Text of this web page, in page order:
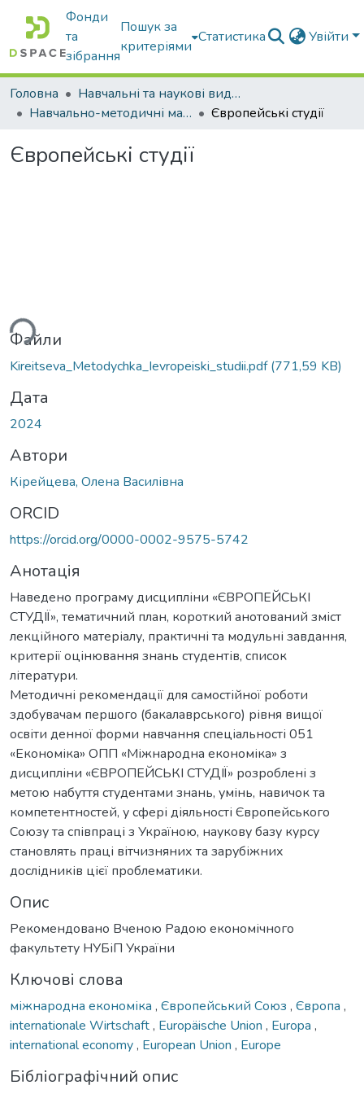
Фонди
та
зібрання
Пошук за
критеріями
Статистика Увійти
Головна
Навчальні та наукові видання
Навчально-методичні матеріали
Європейські студії
Європейські студії
Файли
Kireitseva_Metodychka_Ievropeiski_studii.pdf(771,59 KB)
Дата
2024
Автори
Кірейцева, Олена Василівна
ORCID
https://orcid.org/0000-0002-9575-5742
Анотація
Наведено програму дисципліни «ЄВРОПЕЙСЬКІ
СТУДІЇ», тематичний план, короткий анотований зміст
лекційного матеріалу, практичні та модульні завдання,
критерії оцінювання знань студентів, список
літератури.
Методичні рекомендації для самостійної роботи
здобувачам першого (бакалаврського) рівня вищої
освіти денної форми навчання спеціальності 051
«Економіка» ОПП «Міжнародна економіка» з
дисципліни «ЄВРОПЕЙСЬКІ СТУДІЇ» розроблені з
метою набуття студентами знань, умінь, навичок та
компетентностей, у сфері діяльності Європейського
Союзу та співпраці з Україною, наукову базу курсу
становлять праці вітчизняних та зарубіжних
дослідників цієї проблематики.
Опис
Рекомендовано Вченою Радою економічного
факультету НУБіП України
Ключові слова
міжнародна економіка , Європейський Союз , Європа ,
internationale Wirtschaft, Europäische Union , Europa ,
international economy, European Union , Europe
Бібліографічний опис